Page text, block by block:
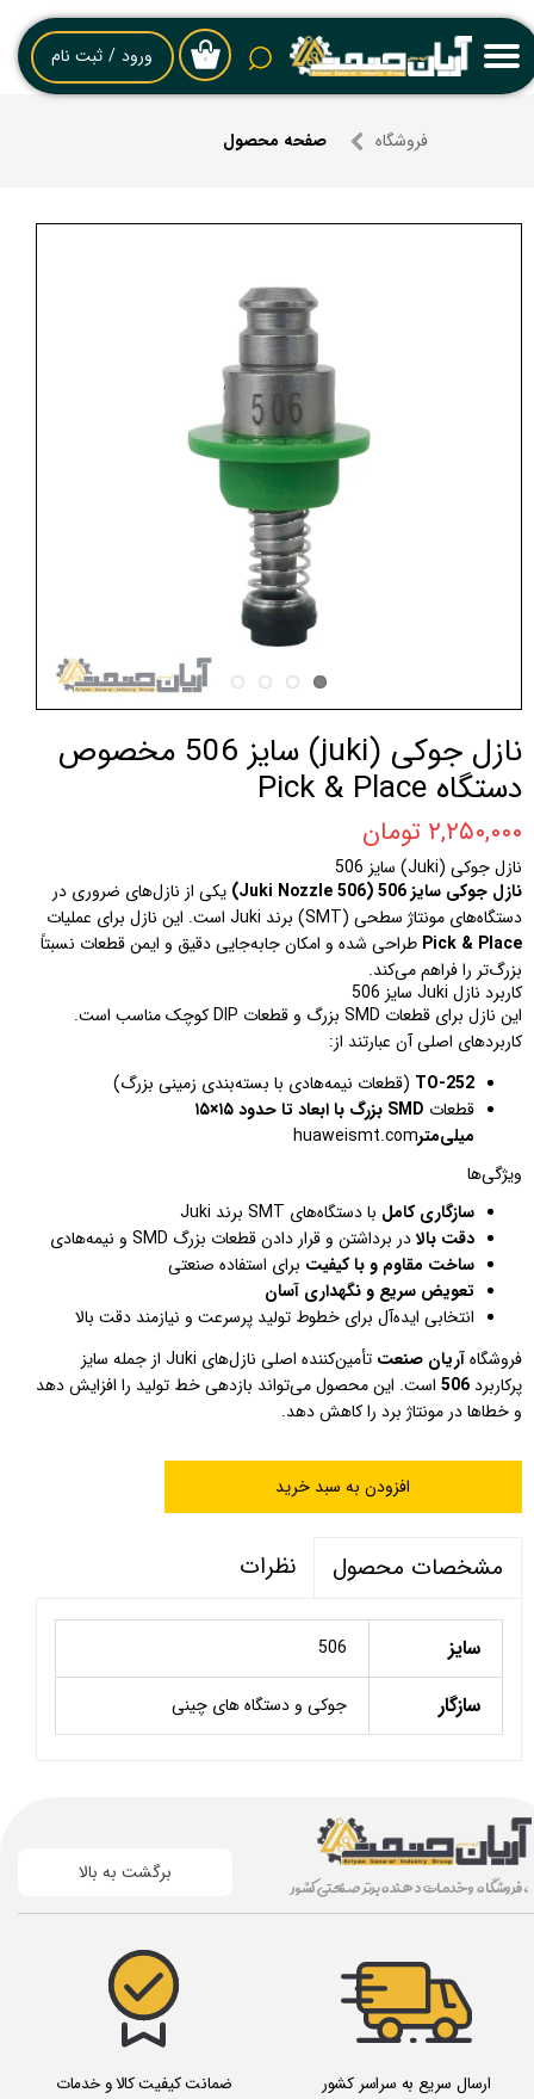
۰ ورود / ثبت نام
حساب کاربری من
خروج از حساب کاربری
فروشگاه صفحه محصول
نازل جوکی (juki) سایز 506 مخصوص
دستگاه Pick & Place
۲,۲۵۰,۰۰۰ تومان
نازل جوکی (Juki) سایز 506
نازل جوکی سایز 506 (Juki Nozzle 506)
یکی از نازل‌های ضروری در
دستگاه‌های مونتاژ سطحی (SMT) برند Juki است. این نازل برای عملیات
Pick & Place طراحی شده و امکان جابه‌جایی دقیق و ایمن قطعات نسبتاً
بزرگ‌تر را فراهم می‌کند.
کاربرد نازل Juki سایز 506
این نازل برای قطعات SMD بزرگ و قطعات DIP کوچک مناسب است.
کاربردهای اصلی آن عبارتند از:
TO-252 (قطعات نیمه‌هادی با بسته‌بندی زمینی بزرگ)
قطعات
SMD بزرگ با ابعاد تا حدود ۱۵×۱۵
میلی‌مترhuaweismt.com
ویژگی‌ها
سازگاری کامل با دستگاه‌های SMT برند Juki
دقت بالادر برداشتن و قرار دادن قطعات بزرگ SMD و نیمه‌هادی
ساخت مقاوم و با کیفیت برای استفاده صنعتی
تعویض سریع و نگهداری آسان
انتخابی ایده‌آل برای خطوط تولید پرسرعت و نیازمند دقت بالا
فروشگاهآریان صنعت
تأمین‌کننده اصلی نازل‌های Juki از جمله سایز
پرکاربرد506 است. این محصول می‌تواند بازدهی خط تولید را افزایش دهد
و خطاها در مونتاژ برد را کاهش دهد.
افزودن به سبد خرید
مشخصات محصول نظرات
سایز 506
سازگار جوکی و دستگاه های چینی
ضمانت کیفیت کالا و خدمات
برگشت به بالا ، فروشگاه و خدمات دهنده برتر صنعتی کشور
ارسال سریع به سراسر کشور